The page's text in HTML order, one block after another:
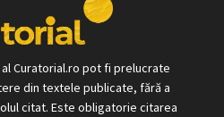
Curatorial.ro pot fi prelucrate
din textele publicate, fără a
citat. Este obligatorie citarea